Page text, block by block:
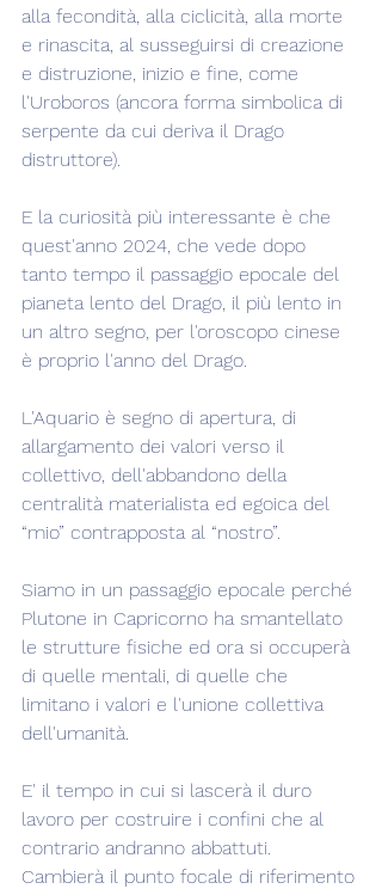
alla fecondità, alla ciclicità, alla morte
e rinascita, al susseguirsi di creazione
e distruzione, inizio e fine, come
l'Uroboros (ancora forma simbolica di
serpente da cui deriva il Drago
distruttore).
E la curiosità più interessante è che
quest'anno 2024, che vede dopo
tanto tempo il passaggio epocale del
pianeta lento del Drago, il più lento in
un altro segno, per l'oroscopo cinese
è proprio l'anno del Drago.
L'Aquario è segno di apertura, di
allargamento dei valori verso il
collettivo, dell'abbandono della
centralità materialista ed egoica del
“mio” contrapposta al “nostro”.
Siamo in un passaggio epocale perché
Plutone in Capricorno ha smantellato
le strutture fisiche ed ora si occuperà
di quelle mentali, di quelle che
limitano i valori e l'unione collettiva
dell'umanità.
E' il tempo in cui si lascerà il duro
lavoro per costruire i confini che al
contrario andranno abbattuti.
Cambierà il punto focale di riferimento